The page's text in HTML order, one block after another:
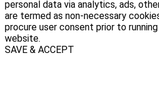
personal data via analytics, ads,
are termed as non-necessary
procure user consent prior to
website.
SAVE & ACCEPT